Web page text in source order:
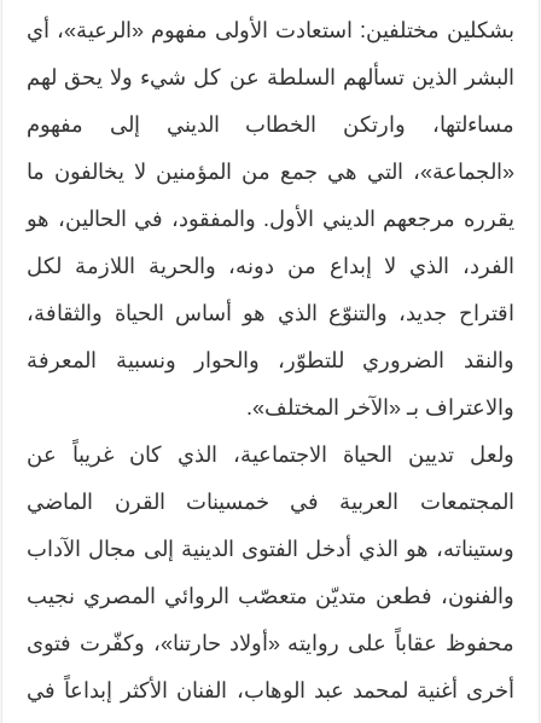
بشكلين مختلفين: استعادت الأولى مفهوم «الرعية»، أي
البشر الذين تسألهم السلطة عن كل شيء ولا يحق لهم
مساءلتها، وارتكن الخطاب الديني إلى مفهوم
«الجماعة»، التي هي جمع من المؤمنين لا يخالفون ما
يقرره مرجعهم الديني الأول. والمفقود، في الحالين، هو
الفرد، الذي لا إبداع من دونه، والحرية اللازمة لكل
اقتراح جديد، والتنوّع الذي هو أساس الحياة والثقافة،
والنقد الضروري للتطوّر، والحوار ونسبية المعرفة
والاعتراف بـ «الآخر المختلف».
ولعل تديين الحياة الاجتماعية، الذي كان غريباً عن
المجتمعات العربية في خمسينات القرن الماضي
وستيناته، هو الذي أدخل الفتوى الدينية إلى مجال الآداب
والفنون، فطعن متديّن متعصّب الروائي المصري نجيب
محفوظ عقاباً على روايته «أولاد حارتنا»، وكفّرت فتوى
أخرى أغنية لمحمد عبد الوهاب، الفنان الأكثر إبداعاً في